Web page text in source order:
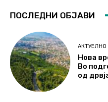
ПОСЛЕДНИ ОБЈАВИ
АКТУЕЛНО
Нова
Во
од